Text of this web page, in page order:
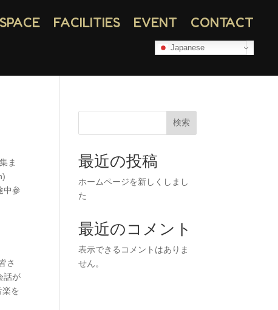
Japanese
FACILITIES EVENT CONTACT
ま
中参
さ
話が
楽を
検索
最近の投稿
ホームページを新しくしまし
た
最近のコメント
表示できるコメントはありま
せん。